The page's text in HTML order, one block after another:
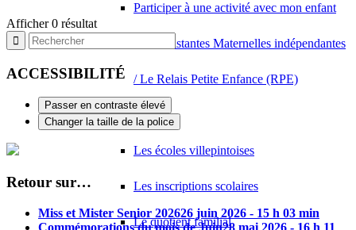
Participer à une activité avec mon enfant
Les Assistantes Maternelles indépendantes
/ Le Relais Petite Enfance (RPE)
Enfance
Les écoles villepintoises
Les inscriptions scolaires
Le quotient familial
Afficher 0 résultat
ACCESSIBILITÉ
Passer en contraste élevé
Changer la taille de la police
Retour sur…
Miss et Mister Senior 202626 juin 2026 - 15 h 03 min
Commémorations du mois de Juin28 mai 2026 - 16 h 11